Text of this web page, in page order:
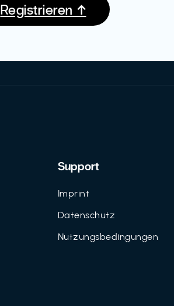
Registrieren ↑
Support
Imprint
Datenschutz
Nutzungsbedingungen